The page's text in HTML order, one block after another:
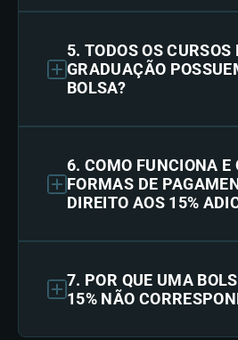
5. TODOS OS CURSOS
GRADUAÇÃO
BOLSA?
6. COMO FUNCIONA E
FORMAS DE
DIREITO AOS 15%
7. POR QUE UMA
15% NÃO